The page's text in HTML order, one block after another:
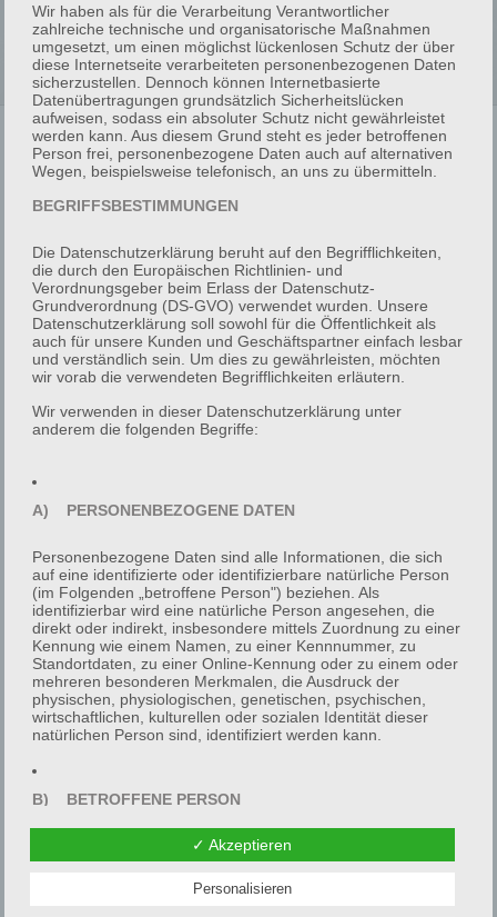
durch brandcampus in
OpenSans-SemiBoldItalic
0 SHARE
GETAGGED IN
ANTWORT HINTERLASSEN
Name E-Mail Website
Kommentar
Wir haben als für die Verarbeitung Verantwortlicher
zahlreiche technische und organisatorische Maßnahmen
umgesetzt, um einen möglichst lückenlosen Schutz der über
diese Internetseite verarbeiteten personenbezogenen Daten
sicherzustellen. Dennoch können Internetbasierte
Datenübertragungen grundsätzlich Sicherheitslücken
aufweisen, sodass ein absoluter Schutz nicht gewährleistet
werden kann. Aus diesem Grund steht es jeder betroffenen
Person frei, personenbezogene Daten auch auf alternativen
Wegen, beispielsweise telefonisch, an uns zu übermitteln.
BEGRIFFSBESTIMMUNGEN
Die Datenschutzerklärung beruht auf den Begrifflichkeiten,
die durch den Europäischen Richtlinien- und
Verordnungsgeber beim Erlass der Datenschutz-
Grundverordnung (DS-GVO) verwendet wurden. Unsere
Datenschutzerklärung soll sowohl für die Öffentlichkeit als
auch für unsere Kunden und Geschäftspartner einfach lesbar
und verständlich sein. Um dies zu gewährleisten, möchten
wir vorab die verwendeten Begrifflichkeiten erläutern.
Wir verwenden in dieser Datenschutzerklärung unter
anderem die folgenden Begriffe:
A) PERSONENBEZOGENE DATEN
Personenbezogene Daten sind alle Informationen, die sich
auf eine identifizierte oder identifizierbare natürliche Person
(im Folgenden „betroffene Person") beziehen. Als
identifizierbar wird eine natürliche Person angesehen, die
direkt oder indirekt, insbesondere mittels Zuordnung zu einer
Kennung wie einem Namen, zu einer Kennnummer, zu
Standortdaten, zu einer Online-Kennung oder zu einem oder
mehreren besonderen Merkmalen, die Ausdruck der
physischen, physiologischen, genetischen, psychischen,
wirtschaftlichen, kulturellen oder sozialen Identität dieser
natürlichen Person sind, identifiziert werden kann.
B) BETROFFENE PERSON
Betroffene Person ist jede identifizierte oder identifizierbare
natürliche Person, deren personenbezogene Daten von dem
für die Verarbeitung Verantwortlichen verarbeitet werden.
✓ Akzeptieren
Personalisieren